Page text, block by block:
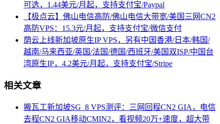
可选，1.44美元/月起，支持支付宝/Paypal
【极点云】佛山电信高防/佛山电信大带宽/美国三网CN2
高防VPS：15.3元/月起，支持支付宝/微信支付
荫云上线新加坡原生IP VPS，另有中国香港/日本/韩国/
越南/马来西亚/英国/法国/德国/西班牙/美国双ISP/中国台
湾原生IP，4.2美元/月起，支持支付宝/Stripe
相关文章
搬瓦工新加坡SG_8 VPS测评：三网回程CN2 GIA，电信
去程CN2 GIA移动CMIN2，看视频20万+速度，超大带